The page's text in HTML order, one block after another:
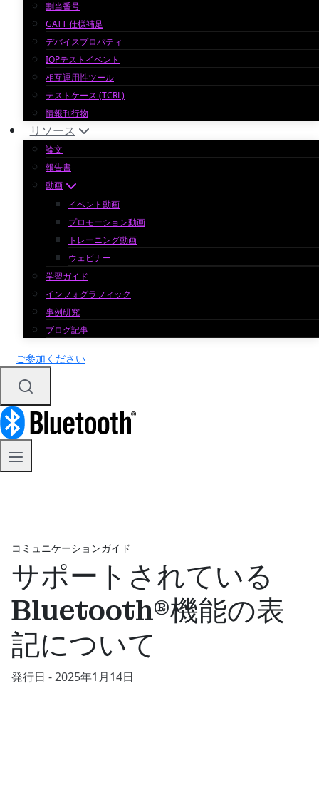
割当番号
GATT 仕様補足
デバイスプロパティ
IOPテストイベント
相互運用性ツール
テストケース (TCRL)
情報刊行物
リソース
論文
報告書
動画
イベント動画
プロモーション動画
トレーニング動画
ウェビナー
学習ガイド
インフォグラフィック
事例研究
ブログ記事
ご参加ください
コミュニケーションガイド
サポートされている
Bluetooth®機能の表
記について
発行日 - 2025年1月14日